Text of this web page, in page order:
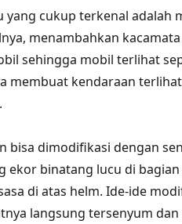
yang cukup terkenal adalah
menambahkan
sehingga mobil terlihat
membuat kendaraan
bisa dimodifikasi dengan
ekor binatang lucu di
di atas helm. Ide-ide
langsung tersenyum